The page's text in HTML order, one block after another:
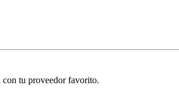
con tu proveedor favorito.